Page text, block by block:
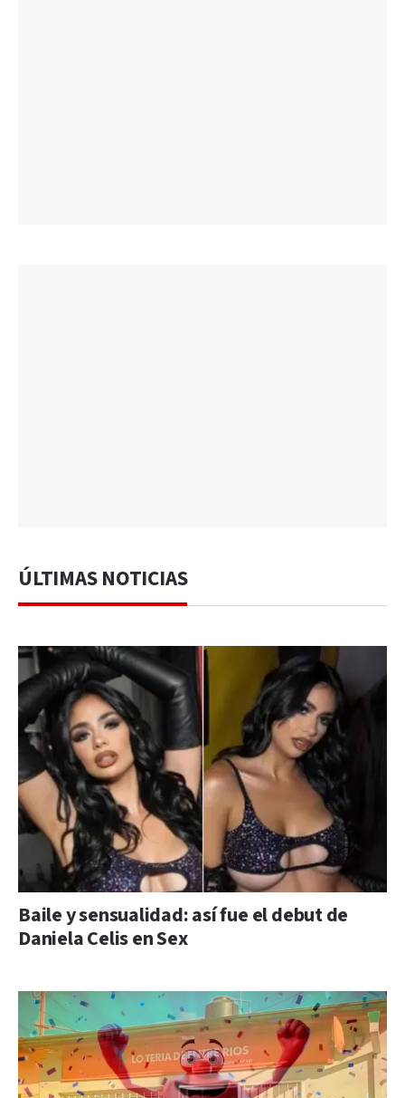
ÚLTIMAS NOTICIAS
Baile y sensualidad: así fue el debut de
Daniela Celis en Sex